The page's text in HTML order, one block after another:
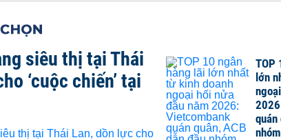
siêu thị tại Thái
‘cuộc chiến’ tại
TOP
lớn
quán